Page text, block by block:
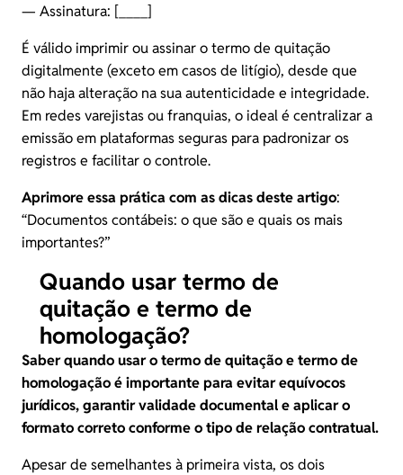
— Assinatura: [____]
É válido imprimir ou assinar o termo de quitação
digitalmente (exceto em casos de litígio), desde que
não haja alteração na sua autenticidade e integridade.
Em redes varejistas ou franquias, o ideal é centralizar a
emissão em plataformas seguras para padronizar os
registros e facilitar o controle.
Aprimore essa prática com as dicas deste artigo:
“Documentos contábeis: o que são e quais os mais
importantes?”
Quando usar termo de
quitação e termo de
homologação​?
Saberquando usar o termo de quitação e termo de
homologaçãoé importante para evitar equívocos
jurídicos, garantir validade documental e aplicar o
formato correto conforme o tipo de relação contratual.
Apesar de semelhantes à primeira vista, os dois